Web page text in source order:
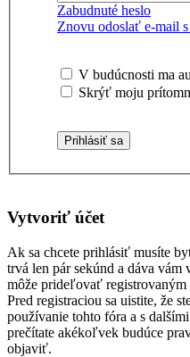
Zabudnuté heslo
Znovu odoslať e-mail
V budúcnosti ma
Skrýť moju
Vytvoriť účet
Ak sa chcete prihlásiť musíte
trvá len pár sekúnd a dáva vám
môže prideľovať
Pred registraciou sa uistite, že
používanie tohto fóra a s
prečítate akékoľvek budúce
objaviť.